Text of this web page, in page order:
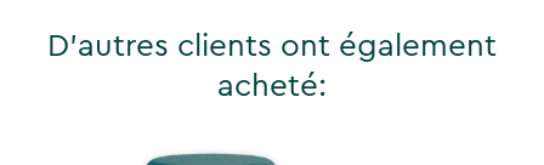
D'autres clients ont également
acheté: